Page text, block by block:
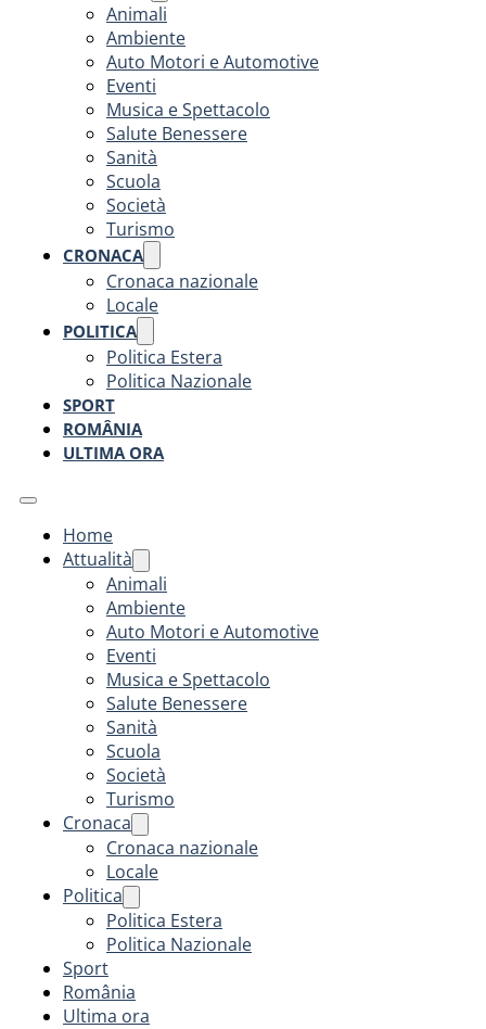
Animali
Ambiente
Auto Motori e Automotive
Eventi
Musica e Spettacolo
Salute Benessere
Sanità
Scuola
Società
Turismo
CRONACA
Cronaca nazionale
Locale
POLITICA
Politica Estera
Politica Nazionale
SPORT
ROMÂNIA
ULTIMA ORA
Home
Attualità
Animali
Ambiente
Auto Motori e Automotive
Eventi
Musica e Spettacolo
Salute Benessere
Sanità
Scuola
Società
Turismo
Cronaca
Cronaca nazionale
Locale
Politica
Politica Estera
Politica Nazionale
Sport
România
Ultima ora